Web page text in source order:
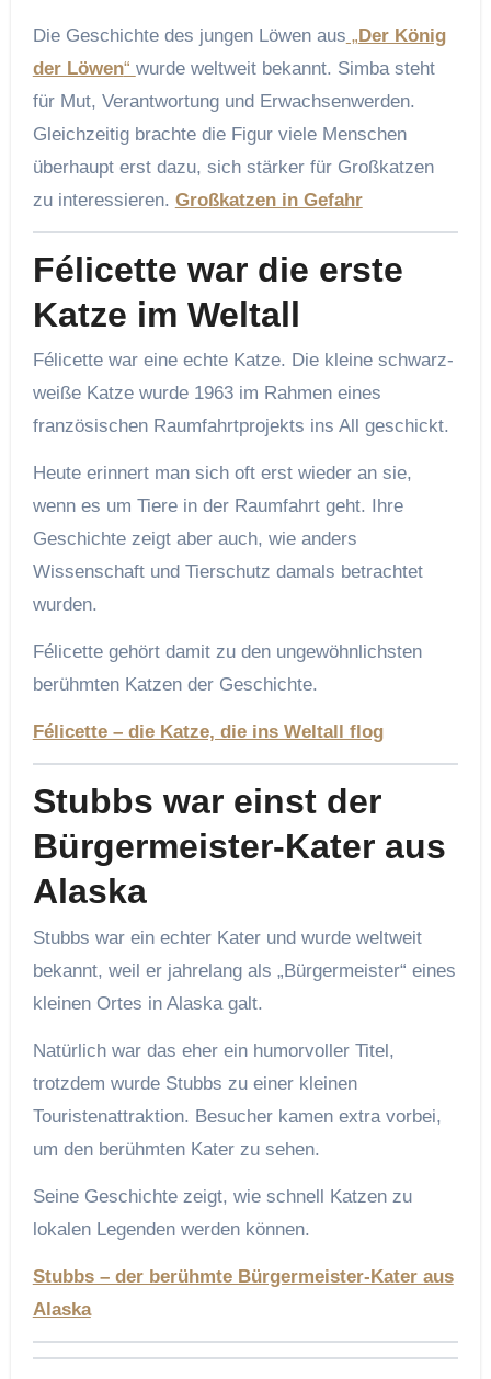
Die Geschichte des jungen Löwen aus „Der König
der Löwen“ wurde weltweit bekannt. Simba steht
für Mut, Verantwortung und Erwachsenwerden.
Gleichzeitig brachte die Figur viele Menschen
überhaupt erst dazu, sich stärker für Großkatzen
zu interessieren. Großkatzen in Gefahr
Félicette war die erste
Katze im Weltall
Félicette war eine echte Katze. Die kleine schwarz-
weiße Katze wurde 1963 im Rahmen eines
französischen Raumfahrtprojekts ins All geschickt.
Heute erinnert man sich oft erst wieder an sie,
wenn es um Tiere in der Raumfahrt geht. Ihre
Geschichte zeigt aber auch, wie anders
Wissenschaft und Tierschutz damals betrachtet
wurden.
Félicette gehört damit zu den ungewöhnlichsten
berühmten Katzen der Geschichte.
Félicette – die Katze, die ins Weltall flog
Stubbs war einst der
Bürgermeister-Kater aus
Alaska
Stubbs war ein echter Kater und wurde weltweit
bekannt, weil er jahrelang als „Bürgermeister“ eines
kleinen Ortes in Alaska galt.
Natürlich war das eher ein humorvoller Titel,
trotzdem wurde Stubbs zu einer kleinen
Touristenattraktion. Besucher kamen extra vorbei,
um den berühmten Kater zu sehen.
Seine Geschichte zeigt, wie schnell Katzen zu
lokalen Legenden werden können.
Stubbs – der berühmte Bürgermeister-Kater aus
Alaska